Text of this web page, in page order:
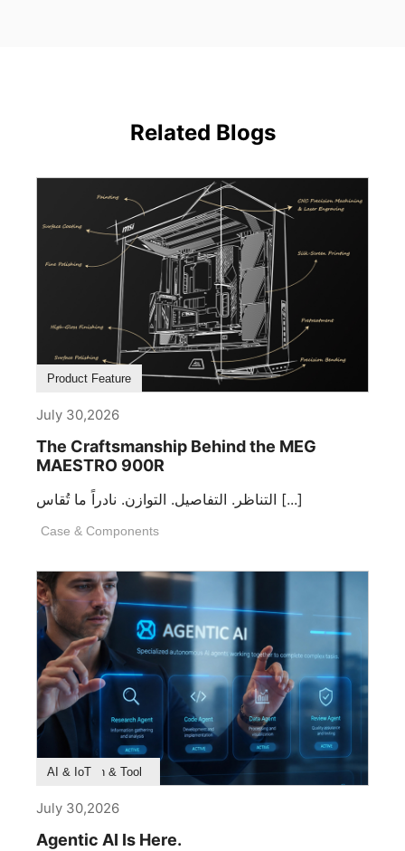
Related Blogs
Product Feature
July 30,2026
The Craftsmanship Behind the MEG
MAESTRO 900R
التناظر. التفاصيل. التوازن. نادراً ما تُقاس [...]
Case & Components
Product Feature
Survey & Research
Application & Tool
AI & IoT
July 30,2026
Agentic AI Is Here.